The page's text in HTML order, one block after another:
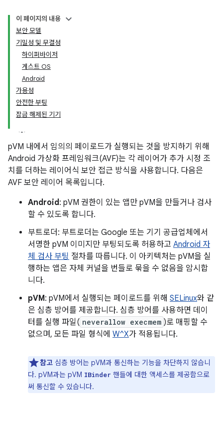
이 페이지의 내용
보안 모델
기밀성 및 무결성
하이퍼바이저
게스트 OS
Android
가용성
안전한 부팅
잠금 해제된 기기
pVM 내에서 임의의 페이로드가 실행되는 것을 방지하기 위해
Android 가상화 프레임워크(AVF)는 각 레이어가 추가 시정 조
치를 더하는 레이어식 보안 접근 방식을 사용합니다. 다음은
AVF 보안 레이어 목록입니다.
Android: pVM 권한이 있는 앱만 pVM을 만들거나 검사
할 수 있도록 합니다.
부트로더: 부트로더는 Google 또는 기기 공급업체에서
서명한 pVM 이미지만 부팅되도록 허용하고 Android 자
체 검사 부팅 절차를 따릅니다. 이 아키텍처는 pVM을 실
행하는 앱은 자체 커널을 번들로 묶을 수 없음을 암시합
니다.
pVM: pVM에서 실행되는 페이로드를 위해 SELinux와 같
은 심층 방어를 제공합니다. 심층 방어를 사용하면 데이
터를 실행 파일( neverallow execmem )로 매핑할 수
없으며, 모든 파일 형식에 W^X가 적용됩니다.
참고 심층 방어는 pVM과 통신하는 기능을 차단하지 않습니
다. pVM과는 pVM IBinder 핸들에 대한 액세스를 제공함으로
써 통신할 수 있습니다.